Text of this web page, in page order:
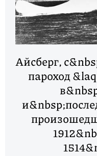
Айсберг,
пароход